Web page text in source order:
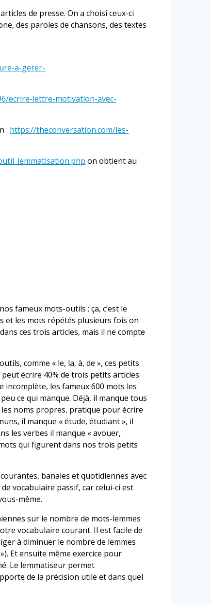
de presse. On a choisi ceux-ci
des paroles de chansons, des textes
a-gerer-
ecrire-lettre-motivation-avec-
: https://theconversation.com/les-
on obtient au
fameux mots-outils ; ça, c’est le
et les mots répétés plusieurs fois on
ces trois articles, mais il ne compte
comme « le, la, à, de », ces petits
écrire 40% de trois petits articles.
incomplète, les fameux 600 mots les
ce qui manque. Déjà, il manque tous
les noms propres, pratique pour écrire
il manque « étude, étudiant », il
les verbes il manque « avouer,
qui figurent dans nos trois petits
banales et quotidiennes avec
vocabulaire passif, car celui-ci est
même.
sur le nombre de mots-lemmes
vocabulaire courant. Il est facile de
à diminuer le nombre de lemmes
Et ensuite même exercice pour
Le lemmatiseur permet
de la précision utile et dans quel